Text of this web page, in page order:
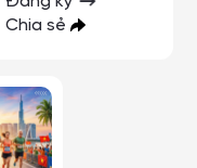
Chia sẻ